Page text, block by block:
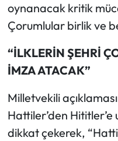
oynanacak kritik
Çorumlular birlik ve
“İLKLERİN ŞEHRİ
İMZA ATACAK”
Milletvekili
Hattiler’den
dikkat çekerek,
Oğuzlar Haberleri
Osmancık Haberleri
Otomotiv
Resmi İlan